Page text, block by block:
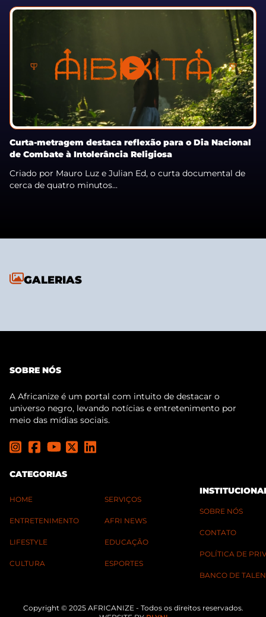
Curta-metragem destaca reflexão para o Dia Nacional
de Combate à Intolerância Religiosa
Criado por Mauro Luz e Julian Ed, o curta documental de
cerca de quatro minutos...
GALERIAS
SOBRE NÓS
A Africanize é um portal com intuito de destacar o
universo negro, levando notícias e entretenimento por
meio das mídias sociais.
CATEGORIAS
HOME
ENTRETENIMENTO
LIFESTYLE
CULTURA
SERVIÇOS
AFRI NEWS
EDUCAÇÃO
ESPORTES
SOBRE NÓS
CONTATO
POLÍTICA DE
BANCO DE
Copyright © 2025 AFRICANIZE - Todos os direitos reservados.